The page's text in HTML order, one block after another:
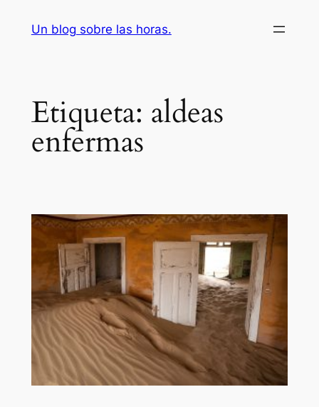
Un blog sobre las horas.
Etiqueta: aldeas
enfermas